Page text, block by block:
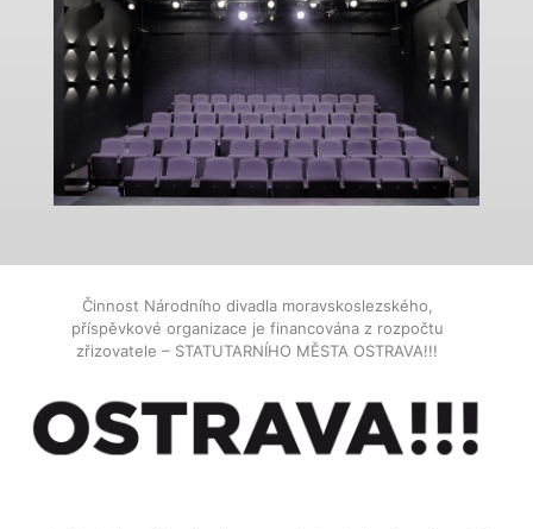
Činnost Národního divadla moravskoslezského,
příspěvkové organizace je financována z rozpočtu
zřizovatele – STATUTARNÍHO MĚSTA OSTRAVA!!!